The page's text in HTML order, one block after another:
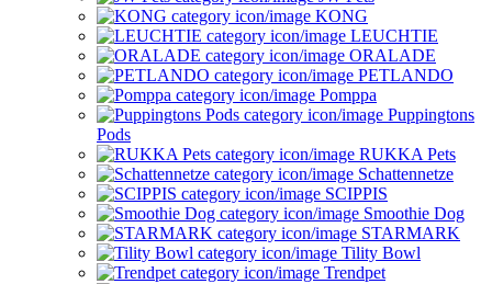
KONG
LEUCHTIE
ORALADE
PETLANDO
Pomppa
Puppingtons
Pods
RUKKA Pets
Schattennetze
SCIPPIS
Smoothie Dog
STARMARK
Tility Bowl
Trendpet